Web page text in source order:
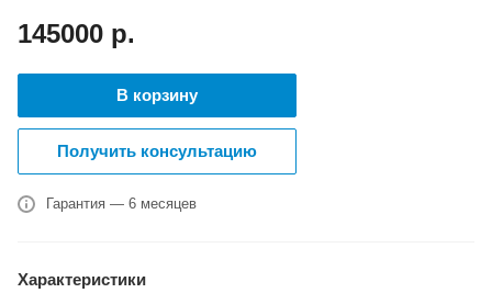
145000 р.
В корзину
Получить консультацию
Гарантия — 6 месяцев
Характеристики